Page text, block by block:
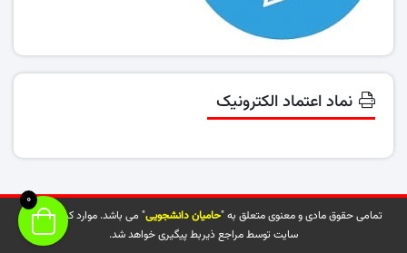
نماد اعتماد الکترونیک
تمامی حقوق مادی و معنوی متعلق به "حامیان دانشجویی" می باشد. موارد کپی شده از
سایت توسط مراجع ذیربط پیگیری خواهد شد.
0